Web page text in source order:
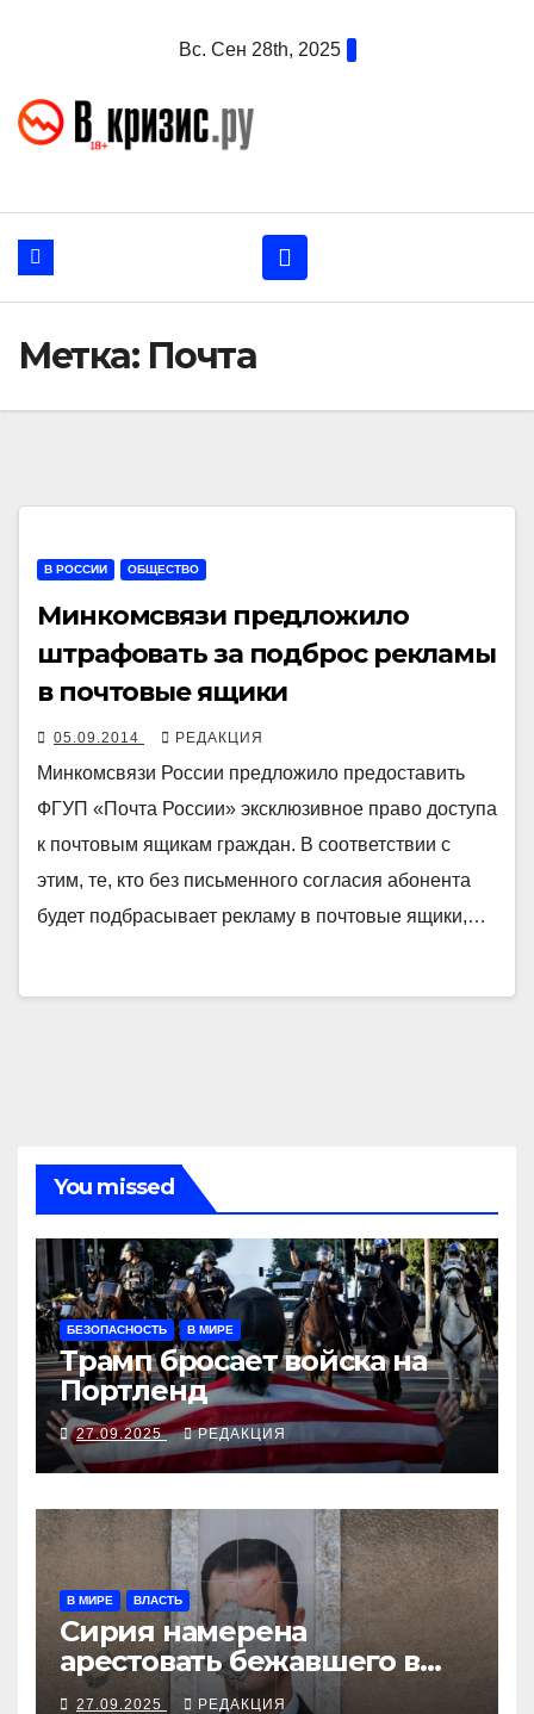
Вс. Сен 28th, 2025
Метка: Почта
В РОССИИ ОБЩЕСТВО
Минкомсвязи предложило
штрафовать за подброс рекламы
в почтовые ящики
05.09.2014 РЕДАКЦИЯ
Минкомсвязи России предложило предоставить
ФГУП «Почта России» эксклюзивное право доступа
к почтовым ящикам граждан. В соответствии с
этим, те, кто без письменного согласия абонента
будет подбрасывает рекламу в почтовые ящики,…
You missed
БЕЗОПАСНОСТЬ В МИРЕ
Трамп бросает войска на
Портленд
27.09.2025 РЕДАКЦИЯ
В МИРЕ ВЛАСТЬ
Сирия намерена
арестовать бежавшего в
Москву экс-диктатора
27.09.2025 РЕДАКЦИЯ